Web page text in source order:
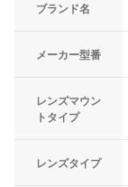
ブランド名
メーカー型番
レンズマウン
トタイプ
レンズタイプ